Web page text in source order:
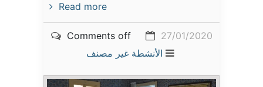
Read more
27/01/2020
Comments off
الأنشطة غير مصنف